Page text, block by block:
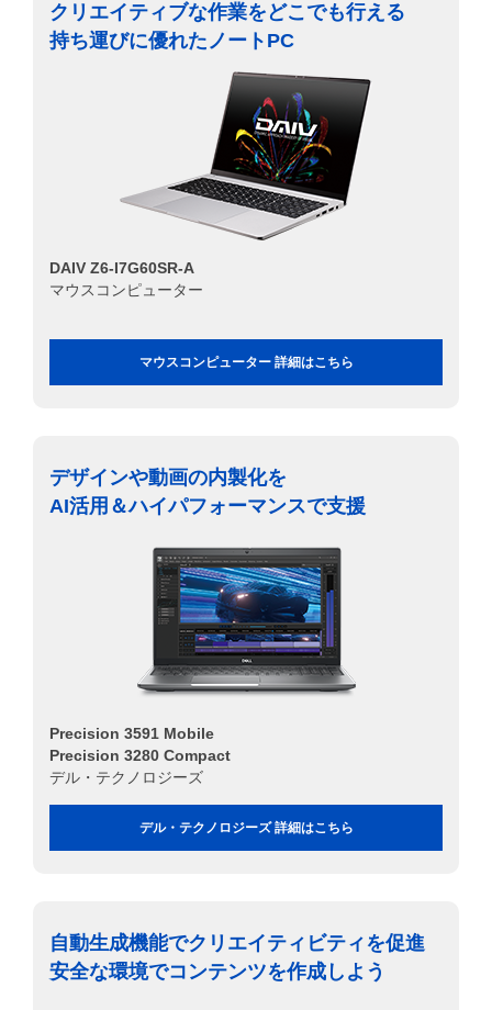
クリエイティブな作業をどこでも行える
持ち運びに優れたノートPC
DAIV Z6-I7G60SR-A
マウスコンピューター
マウスコンピューター 詳細はこちら
デザインや動画の内製化を
AI活用＆ハイパフォーマンスで支援
Precision 3591 Mobile
Precision 3280 Compact
デル・テクノロジーズ
デル・テクノロジーズ 詳細はこちら
自動生成機能でクリエイティビティを促進
安全な環境でコンテンツを作成しよう